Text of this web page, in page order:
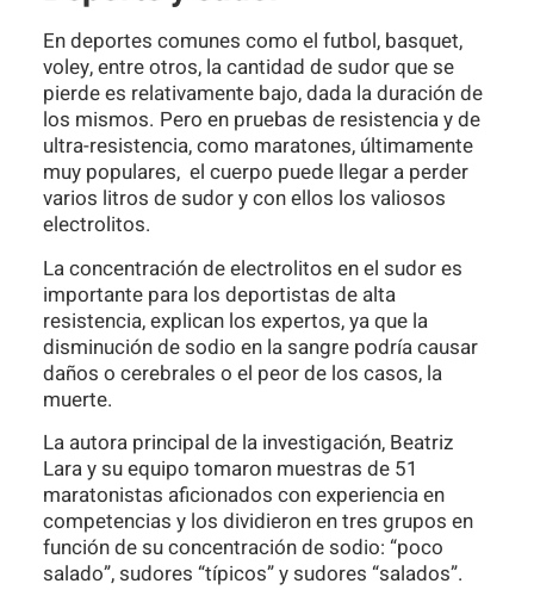
En deportes comunes como el futbol, basquet,
voley, entre otros, la cantidad de sudor que se
pierde es relativamente bajo, dada la duración de
los mismos. Pero en pruebas de resistencia y de
ultra-resistencia, como maratones, últimamente
muy populares, el cuerpo puede llegar a perder
varios litros de sudor y con ellos los valiosos
electrolitos.
La concentración de electrolitos en el sudor es
importante para los deportistas de alta
resistencia, explican los expertos, ya que la
disminución de sodio en la sangre podría causar
daños o cerebrales o el peor de los casos, la
muerte.
La autora principal de la investigación, Beatriz
Lara y su equipo tomaron muestras de 51
maratonistas aficionados con experiencia en
competencias y los dividieron en tres grupos en
función de su concentración de sodio: “poco
salado”, sudores “típicos” y sudores “salados”.